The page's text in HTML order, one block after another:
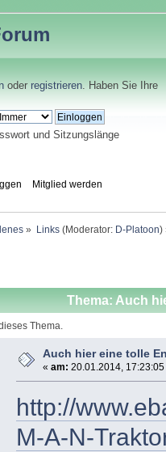
oder registrieren. Haben Sie Ihre
und Sitzungslänge
Mitglied werden
» Links(Moderator: D-Platoon)
Thema: Auch
Thema.
Auch hier eine tolle
« am: 20.01.2014, 17:23:05
http://
M-A-N-